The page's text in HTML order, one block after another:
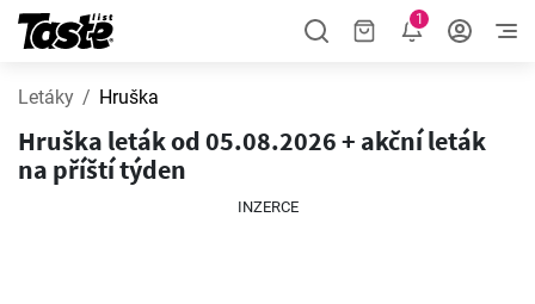
1
Letáky Hruška
Hruška leták od 05.08.2026 + akční leták
na příští týden
INZERCE